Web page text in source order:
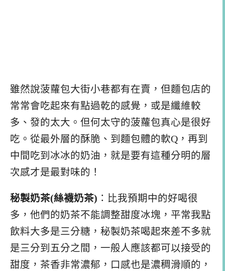
雖然說菠蘿包大街小巷都有在賣，但麵包店的
常常會吃起來有點過乾的感覺，或是纖維較
多、發的太大。但何太守的菠蘿包真心是很好
吃。從最外層的酥脆、到麵包體的軟Q，再到
中間吃到冰冰的奶油，就是要有這種分明的層
次感才是最對味的！
秘製奶茶(絲襪奶茶) ：比我預期中的好喝很
多，他們的奶茶不能調整甜度冰塊，平常我點
飲料大多是三分糖，秘製奶茶喝起來差不多就
是三分到五分之間，一般人應該都可以接受的
甜度，茶香非常濃郁，口感也是濃稠滑順的，